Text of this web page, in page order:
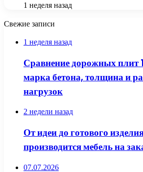
1 неделя назад
Свежие записи
1 неделя назад
Сравнение дорожных
марка бетона, толщина и
нагрузок
2 недели назад
От идеи до готового
производится мебель на
07.07.2026